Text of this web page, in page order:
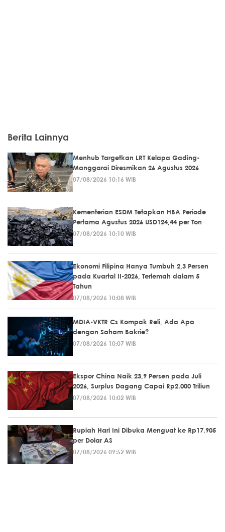
Berita Lainnya
Menhub Targetkan LRT Kelapa Gading-
Manggarai Diresmikan 26 Agustus 2026
07/08/2026 10:16 WIB
Kementerian ESDM Tetapkan HBA Periode
Pertama Agustus 2026 USD124,44 per Ton
07/08/2026 10:10 WIB
Ekonomi Filipina Hanya Tumbuh 2,3 Persen
pada Kuartal II-2026, Terlemah dalam 5
Tahun
07/08/2026 10:08 WIB
MDIA-VKTR Cs Kompak Reli, Ada Apa
dengan Saham Bakrie?
07/08/2026 10:07 WIB
Ekspor China Naik 23,9 Persen pada Juli
2026, Surplus Dagang Capai Rp2.000 Triliun
07/08/2026 10:02 WIB
Rupiah Hari Ini Dibuka Menguat ke Rp17.905
per Dolar AS
07/08/2026 09:52 WIB